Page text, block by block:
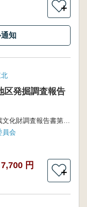
＋
知
区発掘調査報告
高畠町埋蔵文化財調査報告書第11集
員会
7,700 円
＋